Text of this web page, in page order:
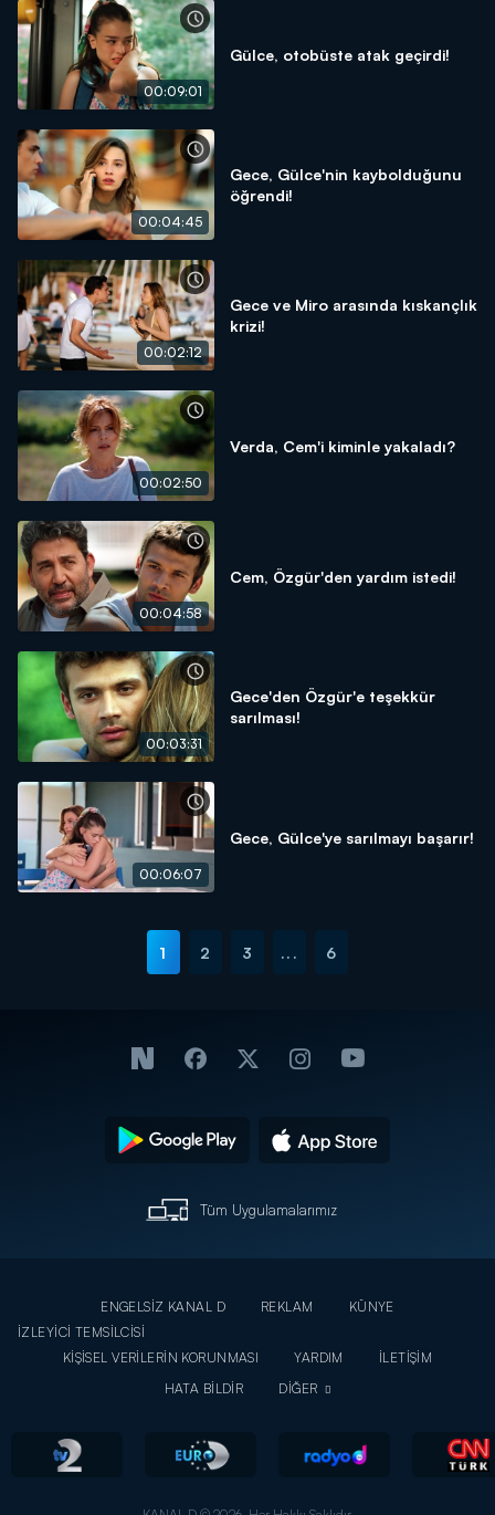
00:09:01
Gülce, otobüste atak geçirdi!
00:04:45
Gece, Gülce'nin kaybolduğunu
öğrendi!
00:02:12
Gece ve Miro arasında kıskançlık
krizi!
00:02:50
Verda, Cem'i kiminle yakaladı?
00:04:58
Cem, Özgür'den yardım istedi!
00:03:31
Gece'den Özgür'e teşekkür
sarılması!
00:06:07
Gece, Gülce'ye sarılmayı başarır!
1 2 3 ... 6
Tüm Uygulamalarımız
ENGELSİZ KANAL D REKLAM
KÜNYE
İZLEYİCİ TEMSİLCİSİ
KİŞİSEL VERİLERİN KORUNMASI
YARDIM
İLETİŞİM
HATA BİLDİR
DİĞER